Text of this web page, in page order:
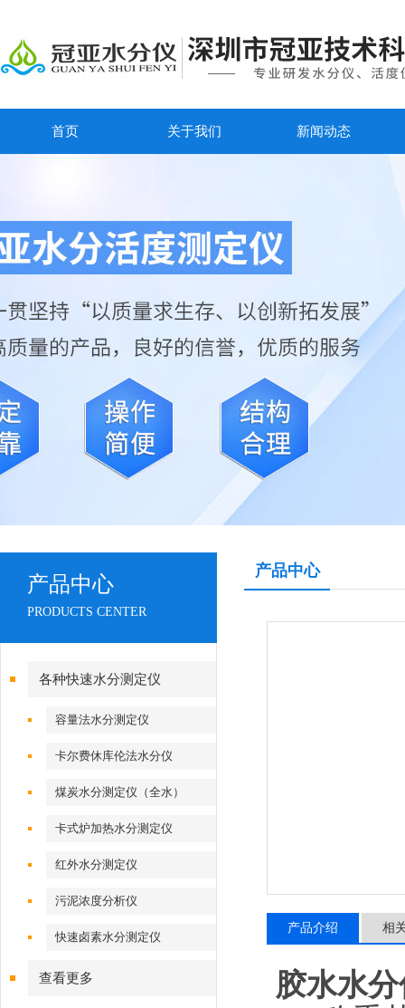
首页 关于我们 新闻动态
产品中心
PRODUCTS CENTER
各种快速水分测定仪
容量法水分测定仪
卡尔费休库伦法水分仪
煤炭水分测定仪（全水）
卡式炉加热水分测定仪
红外水分测定仪
污泥浓度分析仪
快速卤素水分测定仪
查看更多
产品中心
产品介绍 相
胶水水